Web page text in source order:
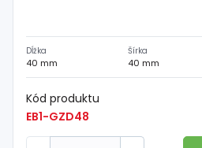
Dĺžka
40 mm
Šírka
40 mm
Kód produktu
EB1-GZD48